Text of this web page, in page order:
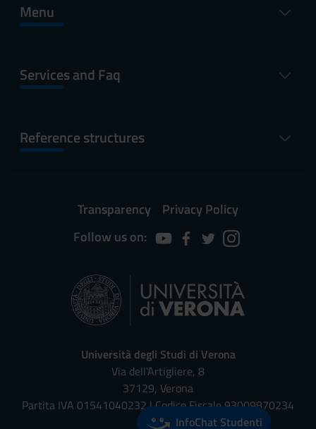
Menu
Services and Faq
Reference structures
Transparency
Privacy Policy
Follow us on:
Università degli Studi di Verona
Via dell'Artigliere, 8
37129, Verona
Partita IVA 01541040232 | Codice Fiscale 93009870234
InfoChat Studenti